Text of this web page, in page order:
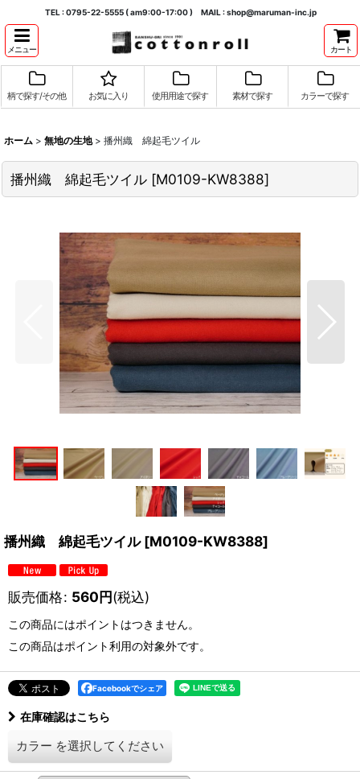
TEL : 0795-22-5555 ( am9:00-17:00 ) MAIL : shop@maruman-inc.jp
メニュー カート
柄で探す/その他 お気に入り 使用用途で探す 素材で探す カラーで探す
ホーム > 無地の生地 > 播州織 綿起毛ツイル
播州織 綿起毛ツイル [M0109-KW8388]
播州織 綿起毛ツイル [M0109-KW8388]
販売価格: 560円(税込)
この商品にはポイントはつきません。
この商品はポイント利用の対象外です。
Facebookでシェア
在庫確認はこちら
カラー を選択してください